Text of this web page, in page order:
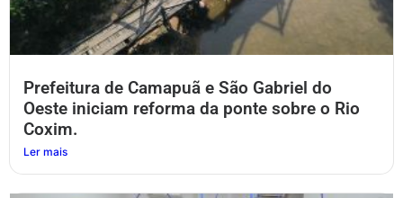
Prefeitura de Camapuã e São Gabriel do
Oeste iniciam reforma da ponte sobre o Rio
Coxim.
Ler mais